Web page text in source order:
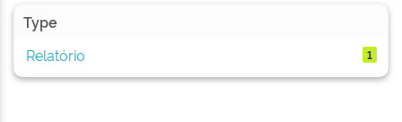
Type
Relatório
1